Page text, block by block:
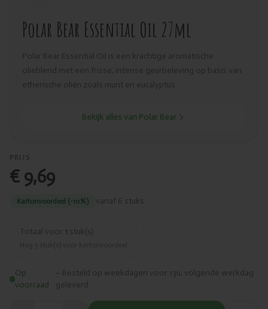
Polar Bear Essential Oil 27ml
Polar Bear Essential Oil is een krachtige aromatische
olieblend met een frisse, intense geurbeleving op basis van
etherische oliën zoals munt en eucalyptus.
Bekijk alles van Polar Bear
PRIJS
€ 9,69
Kartonvoordeel (-10%) vanaf 6 stuks
Totaal voor 1 stuk(s)
Op
voorraad
– Besteld op weekdagen voor 13u, volgende werkdag
geleverd